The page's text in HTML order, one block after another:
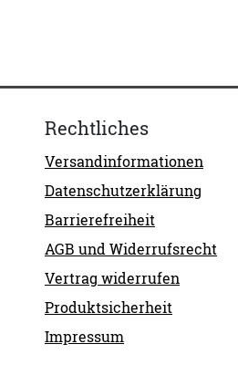
Rechtliches
Versandinformationen
Datenschutzerklärung
Barrierefreiheit
AGB und Widerrufsrecht
Vertrag widerrufen
Produktsicherheit
Impressum